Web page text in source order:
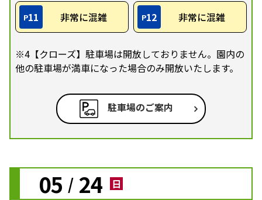
P11 非常に混雑 P12 非常に混雑
※4【クローズ】駐車場は開放しておりません。園内の
他の駐車場が満車になった場合のみ開放いたします。
駐車場のご案内
05 / 24 日